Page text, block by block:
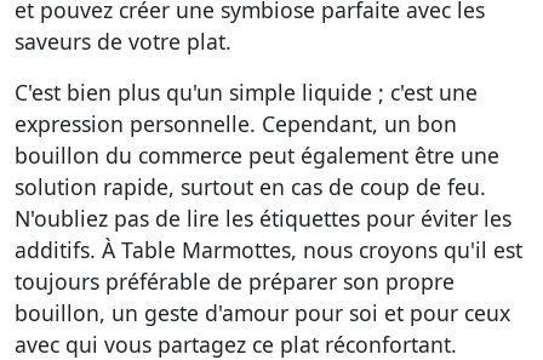
et pouvez créer une symbiose parfaite avec les
saveurs de votre plat.
C'est bien plus qu'un simple liquide ; c'est une
expression personnelle. Cependant, un bon
bouillon du commerce peut également être une
solution rapide, surtout en cas de coup de feu.
N'oubliez pas de lire les étiquettes pour éviter les
additifs. À Table Marmottes, nous croyons qu'il est
toujours préférable de préparer son propre
bouillon, un geste d'amour pour soi et pour ceux
avec qui vous partagez ce plat réconfortant.